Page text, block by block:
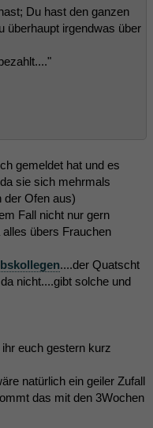
Du hast den ganzen
überhaupt irgendwas über
gemeldet hat und es
sie sich mehrmals
der Ofen aus)
Fall nicht nur gern
übers Frauchen
....der Quatscht
nicht....gibt solche und
euch gestern kurz
natürlich ein geiler Zufall
das mit den 3Wochen